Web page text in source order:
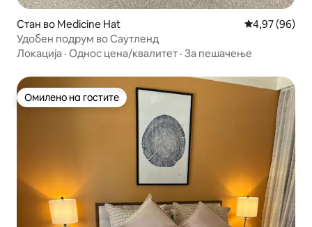
Стан во Medicine Hat Просечна
4,97 (96)
Удобен подрум во Саутленд
Локација · Однос цена/квалитет · За пешачење
Омилено на гостите
Омилено на гостите